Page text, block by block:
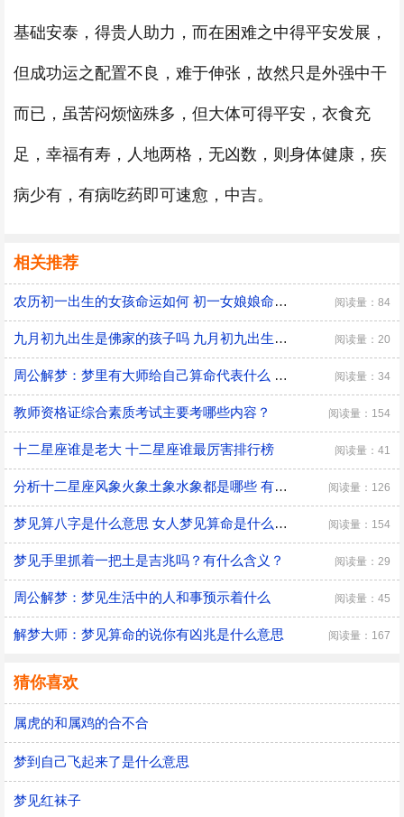
基础安泰，得贵人助力，而在困难之中得平安发展，
但成功运之配置不良，难于伸张，故然只是外强中干
而已，虽苦闷烦恼殊多，但大体可得平安，衣食充
足，幸福有寿，人地两格，无凶数，则身体健康，疾
病少有，有病吃药即可速愈，中吉。
相关推荐
农历初一出生的女孩命运如何 初一女娘娘命什么意思 阅读量：84
九月初九出生是佛家的孩子吗 九月初九出生有什么说法 阅读量：20
周公解梦：梦里有大师给自己算命代表什么 是好兆头吗？ 阅读量：34
教师资格证综合素质考试主要考哪些内容？ 阅读量：154
十二星座谁是老大 十二星座谁最厉害排行榜 阅读量：41
分析十二星座风象火象土象水象都是哪些 有什么优缺点 阅读量：126
梦见算八字是什么意思 女人梦见算命是什么预兆 阅读量：154
梦见手里抓着一把土是吉兆吗？有什么含义？ 阅读量：29
周公解梦：梦见生活中的人和事预示着什么 阅读量：45
解梦大师：梦见算命的说你有凶兆是什么意思 阅读量：167
猜你喜欢
属虎的和属鸡的合不合
梦到自己飞起来了是什么意思
梦见红袜子